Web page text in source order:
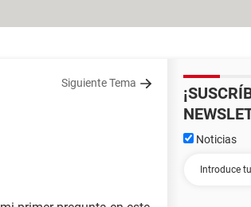
Siguiente Tema
Noticias